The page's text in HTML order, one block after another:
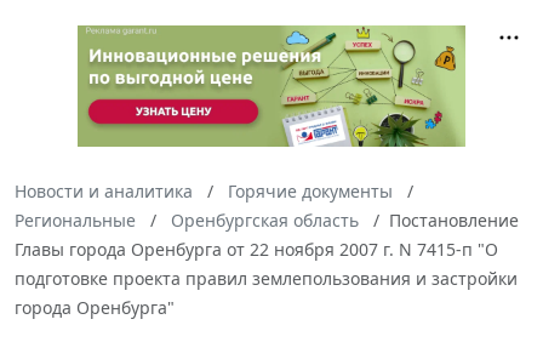
Новости и аналитика
Горячие документы
Региональные
Оренбургская область
Постановление
Главы города Оренбурга от 22 ноября 2007 г. N 7415-п "О
подготовке проекта правил землепользования и застройки
города Оренбурга"